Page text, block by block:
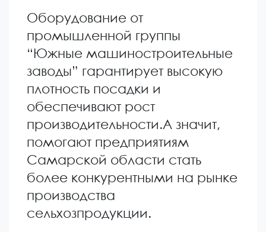
Оборудование от
промышленной группы
“Южные машиностроительные
заводы” гарантирует высокую
плотность посадки и
обеспечивают рост
производительности.А значит,
помогают предприятиям
Самарской области стать
более конкурентными на рынке
производства
сельхозпродукции.